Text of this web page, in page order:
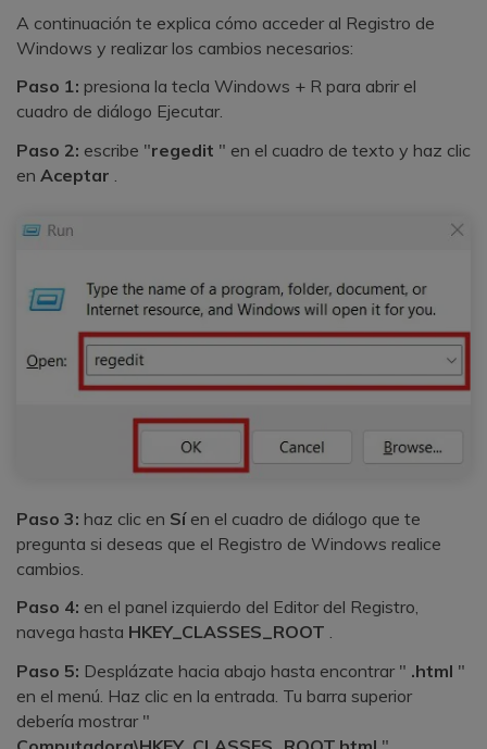
A continuación te explica cómo acceder al Registro de
Windows y realizar los cambios necesarios:
Paso 1: presiona la tecla Windows + R para abrir el
cuadro de diálogo Ejecutar.
Paso 2: escribe "regedit " en el cuadro de texto y haz clic
en Aceptar .
Paso 3: haz clic en Síen el cuadro de diálogo que te
pregunta si deseas que el Registro de Windows realice
cambios.
Paso 4: en el panel izquierdo del Editor del Registro,
navega hasta HKEY_CLASSES_ROOT .
Paso 5: Desplázate hacia abajo hasta encontrar " .html "
en el menú. Haz clic en la entrada. Tu barra superior
debería mostrar "